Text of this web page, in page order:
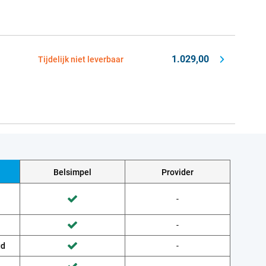
Tijdelijk niet leverbaar 1.029,00
Belsimpel Provider
Wordt gedaan door Belsimpel Wordt niet gedaan door Provider
-
Wordt gedaan door Belsimpel Wordt niet gedaan door Provider
-
Wordt gedaan door Belsimpel Wordt niet gedaan door Provider
-